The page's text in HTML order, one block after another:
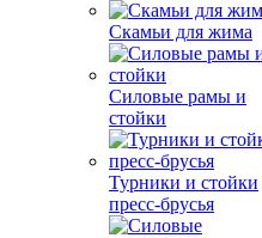
Скамьи для жима
Силовые рамы и
стойки
Турники и стойки
пресс-брусья